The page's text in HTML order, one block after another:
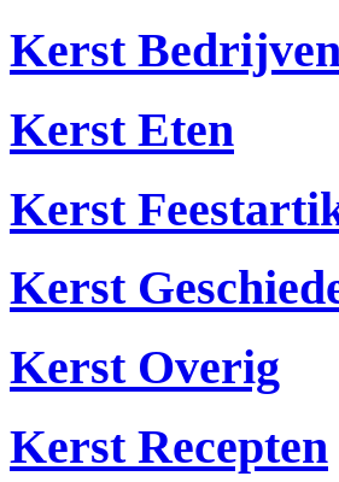
Kerst
Kerst Eten
Kerst
Kerst
Kerst Overig
Kerst Recepten